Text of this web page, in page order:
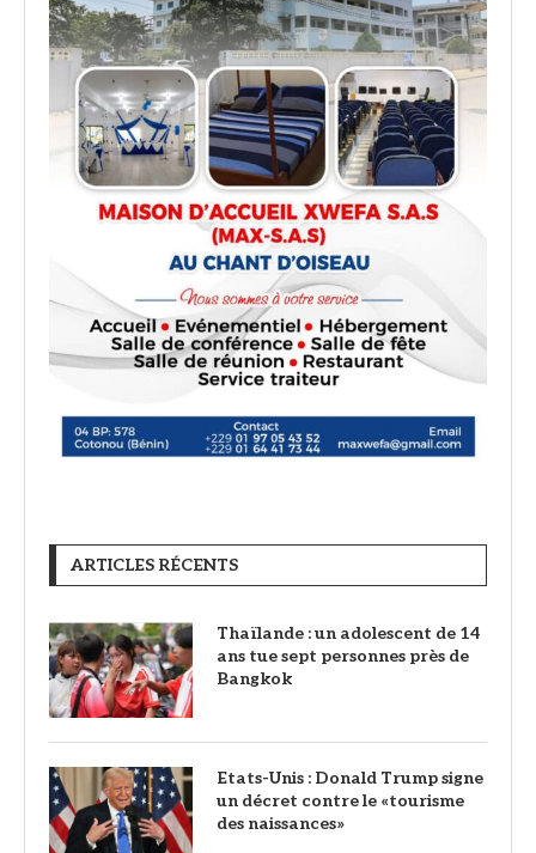
ARTICLES RÉCENTS
Thaïlande : un adolescent de 14
ans tue sept personnes près de
Bangkok
Etats-Unis : Donald Trump signe
un décret contre le «tourisme
des naissances»